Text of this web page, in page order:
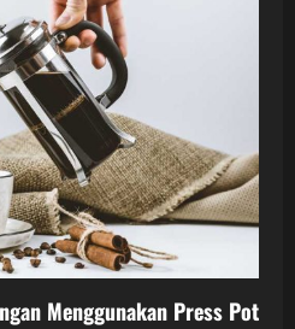
Menggunakan Press Pot